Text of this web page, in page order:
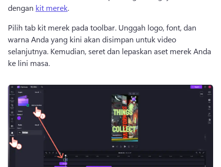
dengan kit merek.
Pilih tab kit merek pada toolbar. Unggah logo, font, dan
warna Anda yang kini akan disimpan untuk video
selanjutnya. Kemudian, seret dan lepaskan aset merek Anda
ke lini masa.